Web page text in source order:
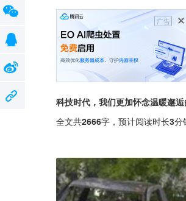
广告
科技时代，我们更加怀念温暖邂
全文共2666字，预计阅读时长3分